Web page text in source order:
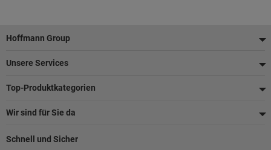
Fußzeile
Hoffmann Group
Unsere Services
Top-Produktkategorien
Wir sind für Sie da
Schnell und Sicher